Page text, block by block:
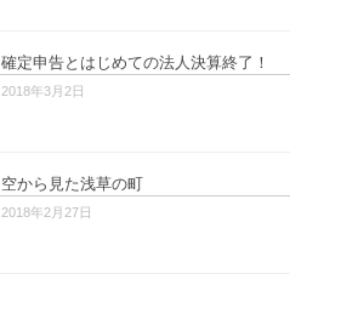
確定申告とはじめての法人決算終了！
2018年3月2日
空から見た浅草の町
2018年2月27日